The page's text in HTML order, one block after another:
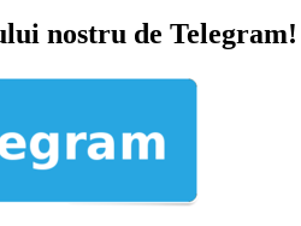
nostru de Telegram!